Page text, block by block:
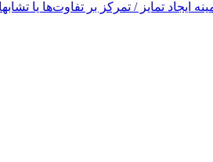
ایجاد تمایز / تمرکز بر تفاوت‌ها یا